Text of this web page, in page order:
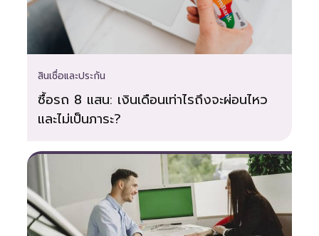
สินเชื่อและประกัน
ซื้อรถ 8 แสน: เงินเดือนเท่าไรถึงจะผ่อนไหว
และไม่เป็นภาระ?